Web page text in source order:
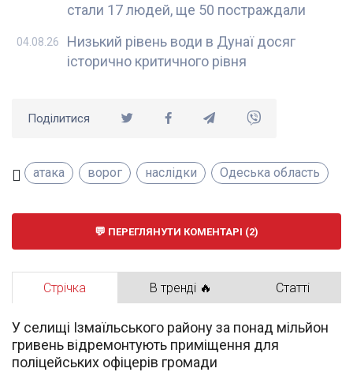
стали 17 людей, ще 50 постраждали
Низький рівень води в Дунаї досяг
історично критичного рівня
04.08.26
Поділитися
атака ворог наслідки Одеська область
ПЕРЕГЛЯНУТИ КОМЕНТАРІ (2)
Стрічка В тренді 🔥 Статті
У селищі Ізмаїльського району за понад мільйон
гривень відремонтують приміщення для
поліцейських офіцерів громади